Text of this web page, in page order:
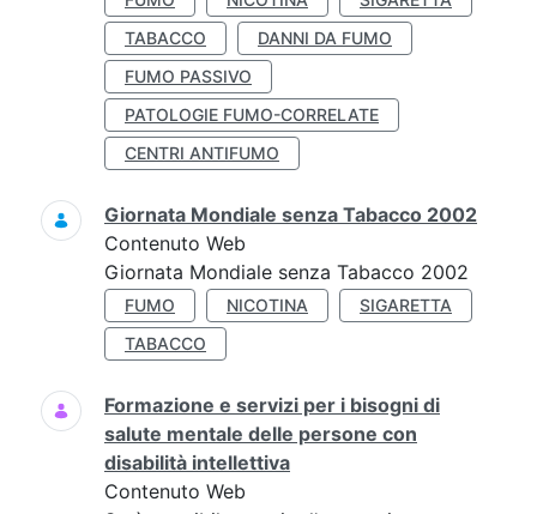
TABACCO
DANNI DA FUMO
FUMO PASSIVO
PATOLOGIE FUMO-CORRELATE
CENTRI ANTIFUMO
Giornata Mondiale senza Tabacco 2002
Contenuto Web
Giornata Mondiale senza Tabacco 2002
FUMO NICOTINA
SIGARETTA
TABACCO
Formazione e servizi per i bisogni di
salute mentale delle persone con
disabilità intellettiva
Contenuto Web